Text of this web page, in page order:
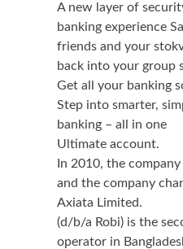
A new layer of
banking experience
friends and your
back into your group
Get all your banking
Step into smarter,
banking – all in one
Ultimate account.
In 2010, the
and the company
Axiata Limited.
(d/b/a Robi) is the
operator in